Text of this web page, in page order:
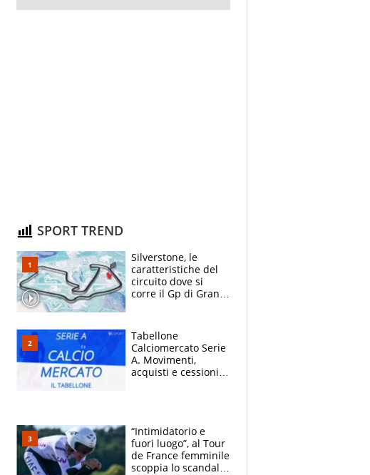
SPORT TREND
Silverstone, le
caratteristiche del
circuito dove si
corre il Gp di Gran
Tabellone
Calciomercato Serie
A. Movimenti,
acquisti e cessioni:
“Intimidatorio e
fuori luogo”, al Tour
de France femminile
scoppia lo scandalo: